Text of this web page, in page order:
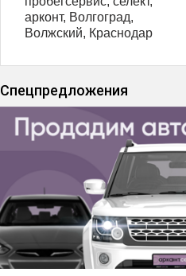
арконт, Волгоград,
Волжский, Краснодар
Спецпредложения